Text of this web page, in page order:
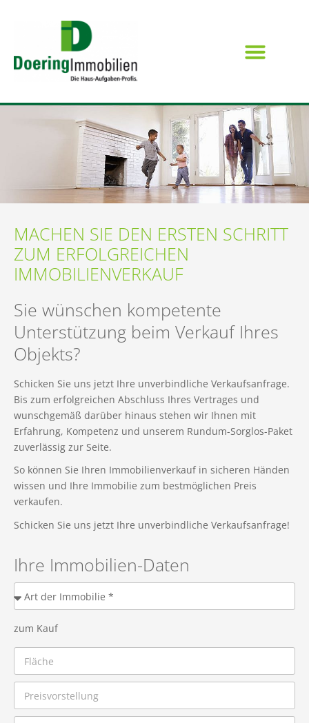
MACHEN SIE DEN ERSTEN SCHRITT
ZUM ERFOLGREICHEN
IMMOBILIENVERKAUF
Sie wünschen kompetente
Unterstützung beim Verkauf Ihres
Objekts?
Schicken Sie uns jetzt Ihre unverbindliche Verkaufsanfrage.
Bis zum erfolgreichen Abschluss Ihres Vertrages und
wunschgemäß darüber hinaus stehen wir Ihnen mit
Erfahrung, Kompetenz und unserem Rundum-Sorglos-Paket
zuverlässig zur Seite.
So können Sie Ihren Immobilienverkauf in sicheren Händen
wissen und Ihre Immobilie zum bestmöglichen Preis
verkaufen.
Schicken Sie uns jetzt Ihre unverbindliche Verkaufsanfrage!
Ihre Immobilien-Daten
zum Kauf